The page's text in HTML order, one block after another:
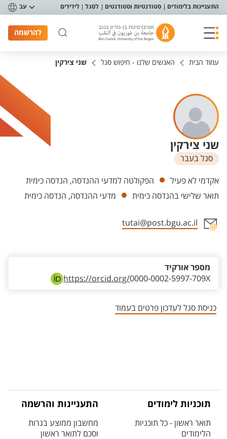
תפריט נגישות
התעניינות בלימודים סטודנטיות וסטודנטים לסגל לידידים עב
להרשמה
עמוד הבית האנשים שלנו - חיפוש סגל שני צירקין
שני צירקין
סגל בעבר
יחידות
אקדמי לא פעיל
הפקולטה למדעי ההנדסה, הנדסה כימית
תואר שלישי בהנדסה כימית
מדעי ההנדסה, הנדסה כימית
tutai@post.bgu.ac.il
https://orcid.org/0000-0002-5997-709X
מספר אורקיד
כניסת סגל לעדכון פרטים בעמוד
תוכניות לימודים
תואר ראשון - כל תוכניות
הלימודים
התעניינות והרשמה
מחשבון ממוצע בגרות
וסכם לתואר ראשון